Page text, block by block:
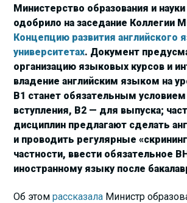
Министерство образования и
одобрило на заседание Коллегии
Концепцию развития английского
университетах. Документ
организацию языковых курсов и
владение английским языком на
В1 станет обязательным
вступления, В2 — для выпуска;
дисциплин предлагают сделать
и проводить регулярные
частности, ввести обязательное
иностранному языку после
Об этомрассказала Министр